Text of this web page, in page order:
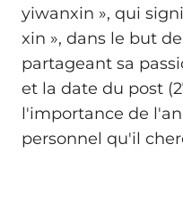
yiwanxin », qui
xin », dans le but
partageant sa
et la date du post
l'importance de
personnel qu'il